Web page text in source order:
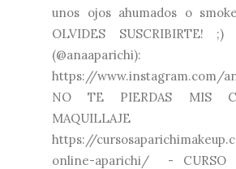
unos ojos ahumados o
OLVIDES SUSCRIBIRTE! ;)
(@anaaparichi):
https://www.instagram.com/
NO TE PIERDAS MIS
MAQUILLAJE
https://
online-aparichi/ - CURSO